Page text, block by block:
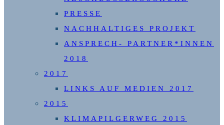
PRESSE
NACHHALTIGES PROJEKT
ANSPRECH- PARTNER*INNEN
2018
2017
LINKS AUF MEDIEN 2017
2015
KLIMAPILGERWEG 2015